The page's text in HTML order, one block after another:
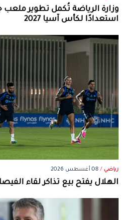
وزارة الرياضة تُكمل تطوير ملعب
استعدادًا لكأس آسيا 2027
رياضي / 08 أغسطس 2026
الهلال يفتح بيع تذاكر لقاء